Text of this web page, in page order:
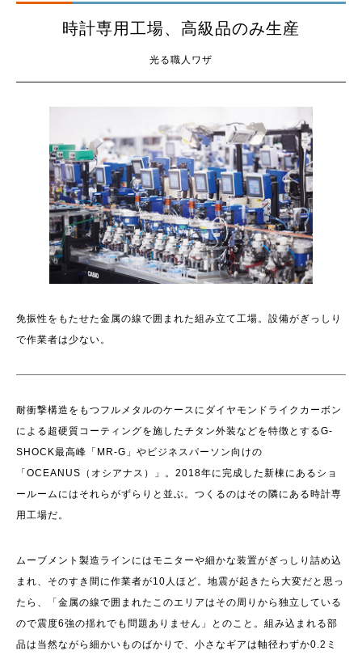
時計専用工場、高級品のみ生産
光る職人ワザ
免振性をもたせた金属の線で囲まれた組み立て工場。設備がぎっしり
で作業者は少ない。
耐衝撃構造をもつフルメタルのケースにダイヤモンドライクカーボン
による超硬質コーティングを施したチタン外装などを特徴とするG-
SHOCK最高峰「MR-G」やビジネスパーソン向けの
「OCEANUS（オシアナス）」。2018年に完成した新棟にあるショ
ールームにはそれらがずらりと並ぶ。つくるのはその隣にある時計専
用工場だ。
ムーブメント製造ラインにはモニターや細かな装置がぎっしり詰め込
まれ、そのすき間に作業者が10人ほど。地震が起きたら大変だと思っ
たら、「金属の線で囲まれたこのエリアはその周りから独立している
ので震度6強の揺れでも問題ありません」とのこと。組み込まれる部
品は当然ながら細かいものばかりで、小さなギアは軸径わずか0.2ミ